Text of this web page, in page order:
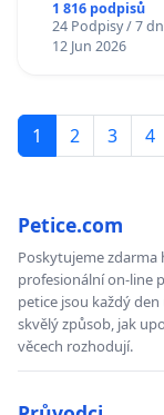
1 816 podpisů
24 Podpisy / 7
12 Jun 2026
1 2 3 4
Petice.com
Poskytujeme
profesionální on-line
petice jsou každý
skvělý způsob, jak
věcech rozhodují.